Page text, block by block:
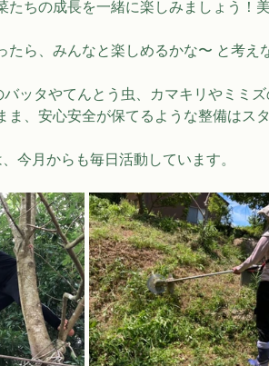
たちの成長を一緒に楽しみましょう！
たら、みんなと楽しめるかな〜 と考え
ッタやてんとう虫、カマキリやミミ
ま、安心安全が保てるような整備はス
今月からも毎日活動しています。